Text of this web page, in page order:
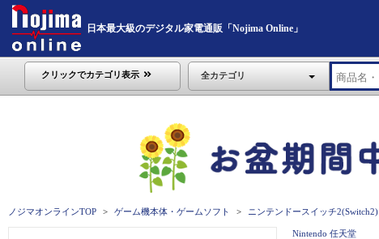
日本最大級のデジタル家電通販「Nojima Online」
クリックでカテゴリ表示 全カテゴリ
ノジマオンラインTOP ゲーム機本体・ゲームソフト ニンテンドースイッチ2(Switch2)
Nintendo 任天堂